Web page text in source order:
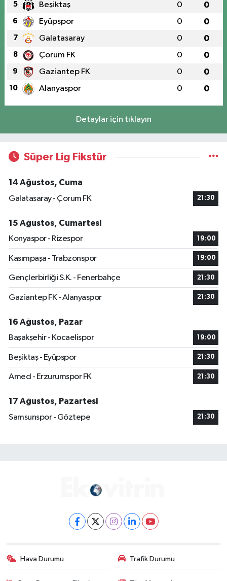
5 Beşiktaş 0 0
6 Eyüpspor 0 0
7 Galatasaray 0 0
8 Çorum FK 0 0
9 Gaziantep FK 0 0
10 Alanyaspor 0 0
Detaylar için tıklayın
Süper Lig Fikstür
14 Ağustos, Cuma
Galatasaray - Çorum FK
21:30
15 Ağustos, Cumartesi
Konyaspor - Rizespor
19:00
Kasımpaşa - Trabzonspor 19:00
Gençlerbirliği S.K. - Fenerbahçe 21:30
Gaziantep FK - Alanyaspor 21:30
16 Ağustos, Pazar
Başakşehir - Kocaelispor
19:00
Beşiktaş - Eyüpspor 21:30
Amed - Erzurumspor FK 21:30
17 Ağustos, Pazartesi
Samsunspor - Göztepe
21:30
Hava Durumu Trafik Durumu